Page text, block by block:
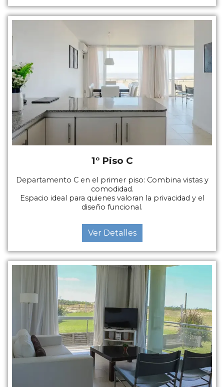
1° Piso C
Departamento C en el primer piso: Combina vistas y
comodidad.
Espacio ideal para quienes valoran la privacidad y el
diseño funcional.
Ver Detalles